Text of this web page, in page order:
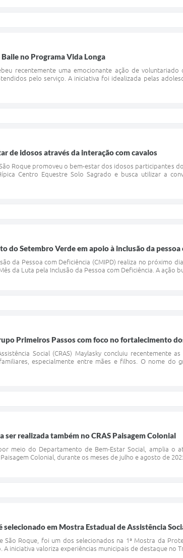
no Programa Vida Longa
recentemente uma emocionante ação de
pelo serviço. A iniciativa foi idealizada pelas
de idosos através da interação com cavalos
Roque promoveu o bem-estar dos idosos participantes
Centro Equestre Solo Sagrado e busca utilizar a
do Setembro Verde em apoio à inclusão da
da Pessoa com Deficiência (CMIPD) realiza no próximo
da Luta pela Inclusão da Pessoa com Deficiência. A ação
Primeiros Passos com foco no fortalecimento
Social (CRAS) Maylasky concluiu recentemente
especialmente entre mães e filhos. O nome do
ser realizada também no CRAS Paisagem Colonial
meio do Departamento de Bem-Estar Social, amplia o
Paisagem Colonial, durante os meses de julho e agosto de
selecionado em Mostra Estadual de Assistência
São Roque, foi um dos selecionados na 1ª Mostra da
A iniciativa valoriza experiências municipais de destaque no